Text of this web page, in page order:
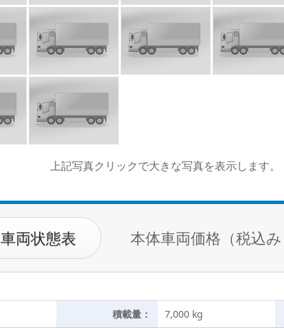
上記写真クリックで大きな写真を表示します。
車両状態表 本体車両価格（税込み
積載量： 7,000 kg